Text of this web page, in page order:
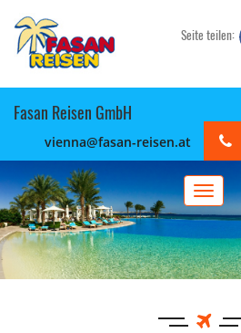
Seite teilen:
Fasan Reisen GmbH
vienna@fasan-reisen.at